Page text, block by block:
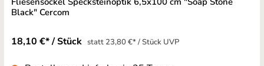
Black" Cercom
18,10 €* / Stück statt 23,80 €* / Stück UVP